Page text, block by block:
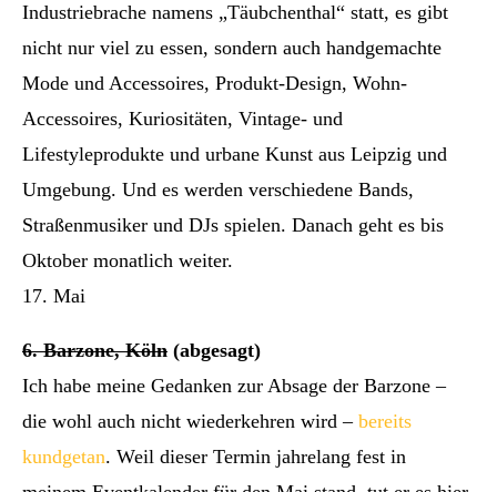
Industriebrache namens „Täubchenthal“ statt, es gibt
nicht nur viel zu essen, sondern auch handgemachte
Mode und Accessoires, Produkt-Design, Wohn-
Accessoires, Kuriositäten, Vintage- und
Lifestyleprodukte und urbane Kunst aus Leipzig und
Umgebung. Und es werden verschiedene Bands,
Straßenmusiker und DJs spielen. Danach geht es bis
Oktober monatlich weiter.
17. Mai
6. Barzone, Köln (abgesagt)
Ich habe meine Gedanken zur Absage der Barzone –
die wohl auch nicht wiederkehren wird – bereits
kundgetan. Weil dieser Termin jahrelang fest in